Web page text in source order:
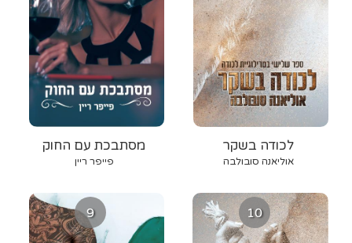
מסתבכת עם החוק
פייפר ריין
לכודה בשקר
אוליאנה סובולבה
9 10